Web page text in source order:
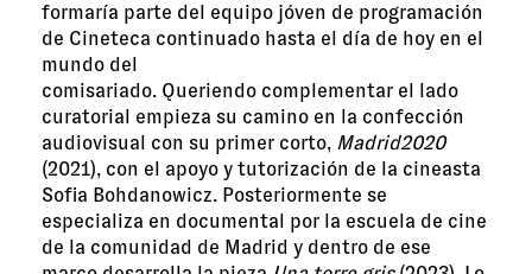
formaría parte del equipo jóven de programación
de Cineteca continuado hasta el día de hoy en el
mundo del
comisariado. Queriendo complementar el lado
curatorial empieza su camino en la confección
audiovisual con su primer corto, Madrid2020
(2021), con el apoyo y tutorización de la cineasta
Sofia Bohdanowicz. Posteriormente se
especializa en documental por la escuela de cine
de la comunidad de Madrid y dentro de ese